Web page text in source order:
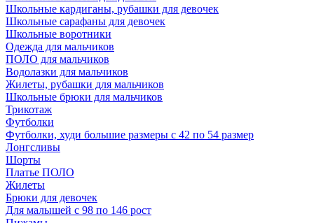
Школьные кардиганы, рубашки для девочек
Школьные сарафаны для девочек
Школьные воротники
Одежда для мальчиков
ПОЛО для мальчиков
Водолазки для мальчиков
Жилеты, рубашки для мальчиков
Школьные брюки для мальчиков
Трикотаж
Футболки
Футболки, худи большие размеры с 42 по 54 размер
Лонгсливы
Шорты
Платье ПОЛО
Жилеты
Брюки для девочек
Для малышей с 98 по 146 рост